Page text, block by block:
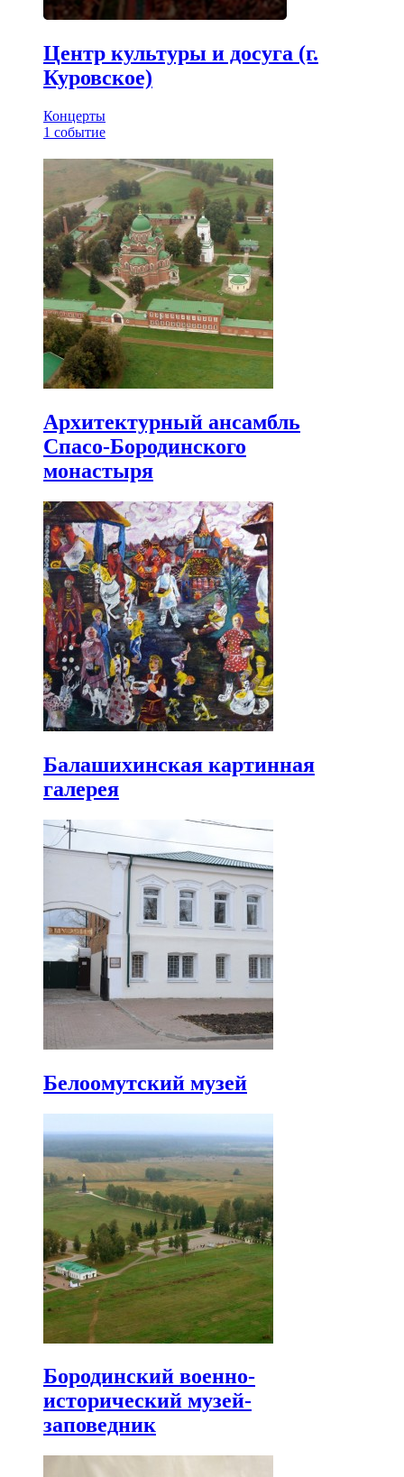
Центр культуры и досуга (г.
Куровское)
Концерты
1 событие
Архитектурный ансамбль
Спасо-Бородинского
монастыря
Балашихинская картинная
галерея
Белоомутский музей
Бородинский военно-
исторический музей-
заповедник